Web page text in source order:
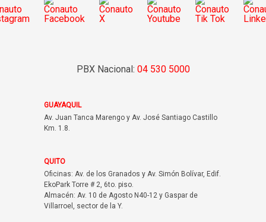
PBX Nacional: 04 530 5000
GUAYAQUIL
Av. Juan Tanca Marengo y Av. José Santiago Castillo
Km. 1.8.
QUITO
Oficinas: Av. de los Granados y Av. Simón Bolívar, Edif.
EkoPark Torre # 2, 6to. piso.
Almacén: Av. 10 de Agosto N40-12 y Gaspar de
Villarroel, sector de la Y.